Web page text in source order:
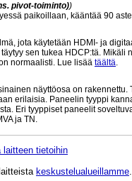
pivot-toiminto))
paikoillaan, kääntää 90
jota käytetään HDMI- ja
sen tukea HDCP:tä.
normaalisti. Lue lisää täältä.
näyttöosa on
erilaisia. Paneelin tyyppi
Eri tyyppiset paneelit
ja TN.
laitteen tietoihin
keskustelualueillamme.